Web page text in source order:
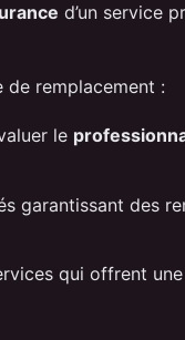
d’un service
remplacement :
le
garantissant des
qui offrent